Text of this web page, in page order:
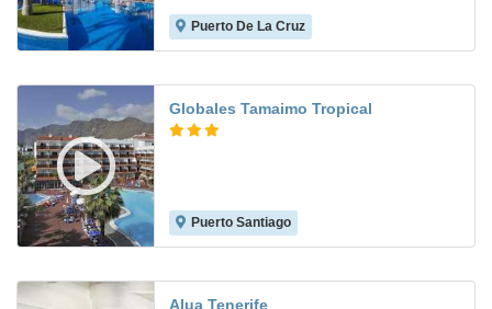
Puerto De La Cruz
Globales Tamaimo Tropical
Puerto Santiago
Alua Tenerife